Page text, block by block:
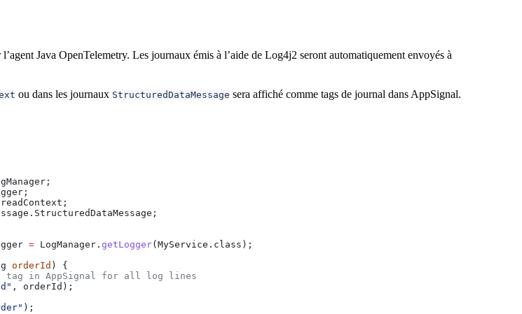
Java OpenTelemetry. Les journaux émis à l’aide de Log4j2 seront automatiquement envoyés à
ou dans les journaux StructuredDataMessage sera affiché comme tags de journal dans AppSignal.
= LogManager . getLogger( MyService . class );
orderId ) {
in AppSignal for all log lines
, orderId);
);